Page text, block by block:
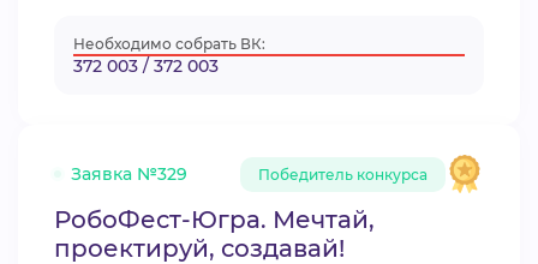
Необходимо собрать ВК:
372 003 / 372 003
Заявка №329 Победитель конкурса
РобоФест-Югра. Мечтай,
проектируй, создавай!